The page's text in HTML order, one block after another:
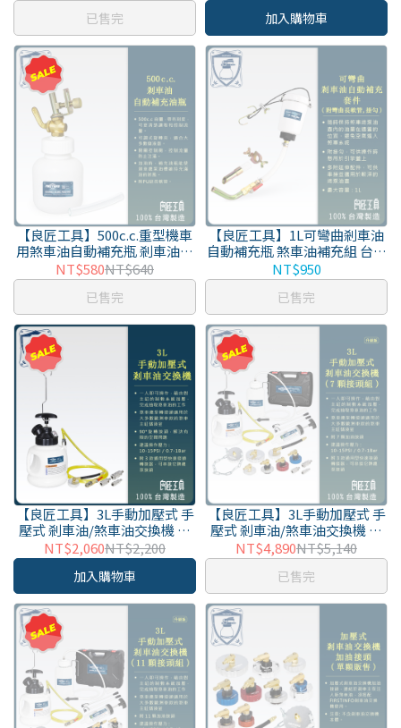
已售完 加入購物車
【良匠工具】500c.c.重型機車
用煞車油自動補充瓶 剎車油補
充罐 台灣製原廠保固
NT$580NT$640
已售完
【良匠工具】1L可彎曲剎車油
自動補充瓶 煞車油補充組 台灣
製原廠保固
NT$950
已售完
【良匠工具】3L手動加壓式 手
壓式 剎車油/煞車油交換機 離
合器油交換機
NT$2,060NT$2,200
加入購物車
【良匠工具】3L手動加壓式 手
壓式 剎車油/煞車油交換機 離
合器油交換機 附接頭組
A1163HK
NT$4,890NT$5,140
已售完